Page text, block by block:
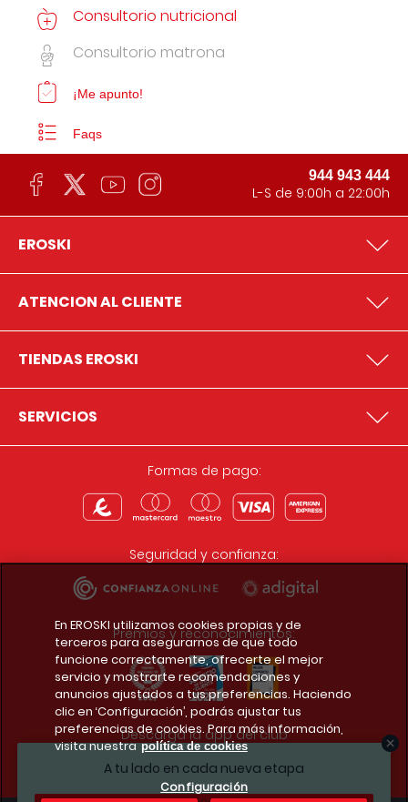
A tu lado en cada nueva etapa
Consultorio nutricional
Consultorio matrona
¡Me apunto!
Faqs
944 943 444
L-S de 9:00h a 22:00h
EROSKI
ATENCION AL CLIENTE
TIENDAS EROSKI
SERVICIOS
Formas de pago:
Seguridad y confianza:
Premios y reconocimientos:
Descarga la app del club
En EROSKI utilizamos cookies propias y de
terceros para asegurarnos de que todo
funcione correctamente, ofrecerte el mejor
servicio y mostrarte recomendaciones y
anuncios ajustados a tus preferencias. Haciendo
clic en ‘Configuración’, podrás ajustar tus
preferencias de cookies. Para más información,
visita nuestra política de cookies
Configuración